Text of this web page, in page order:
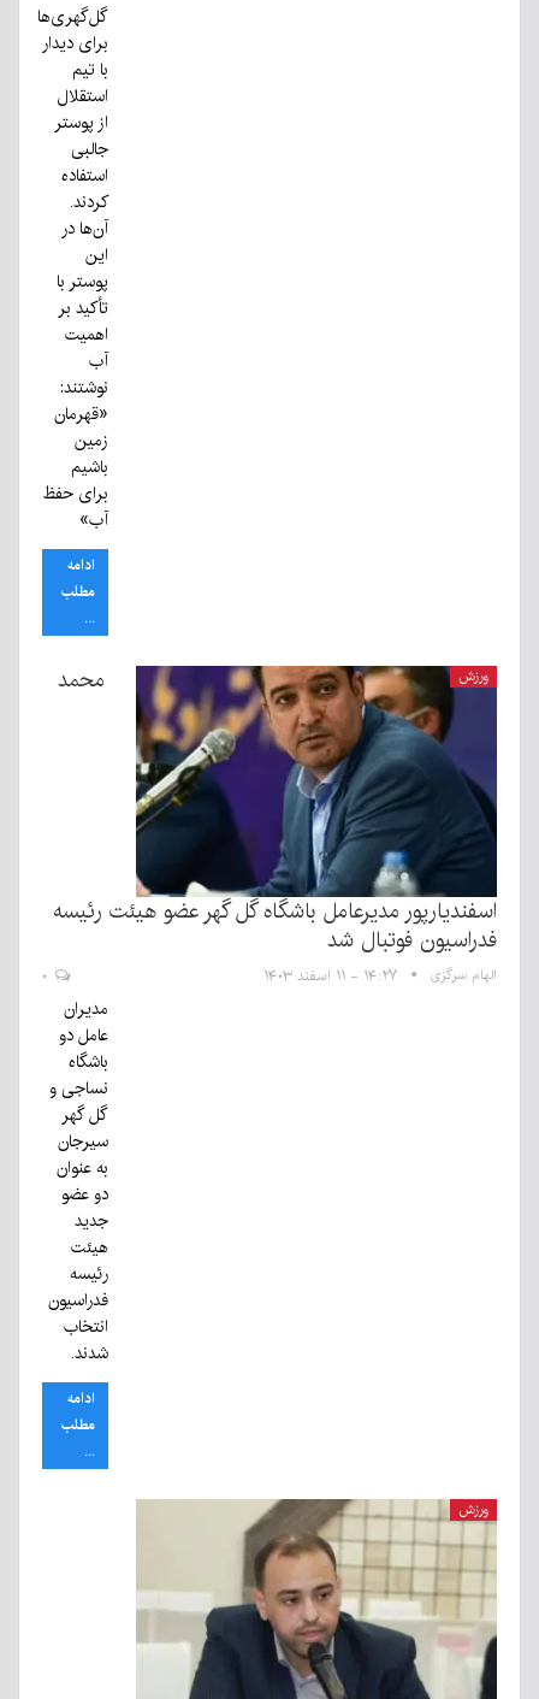
گل‌گهری‌ها
برای دیدار
با تیم
استقلال
از پوستر
جالبی
استفاده
کردند.
آن‌ها در
این
پوستر با
تأکید بر
اهمیت
آب
نوشتند:
«قهرمان
زمین
باشیم
برای حفظ
آب»
ادامه
مطلب
...
ورزش محمد
اسفندیارپور مدیرعامل باشگاه گل گهر عضو هیئت رئیسه
فدراسیون فوتبال شد
الهام سرگزی ۱۴:۲۷ - ۱۱ اسفند ۱۴۰۳
مدیران
عامل دو
باشگاه
نساجی و
گل گهر
سیرجان
به عنوان
دو عضو
جدید
هیئت
رئیسه
فدراسیون
انتخاب
شدند.
ادامه
مطلب
...
ورزش